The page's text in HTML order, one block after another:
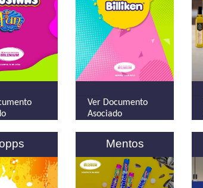
Ver Documento
Asociado
Mentos